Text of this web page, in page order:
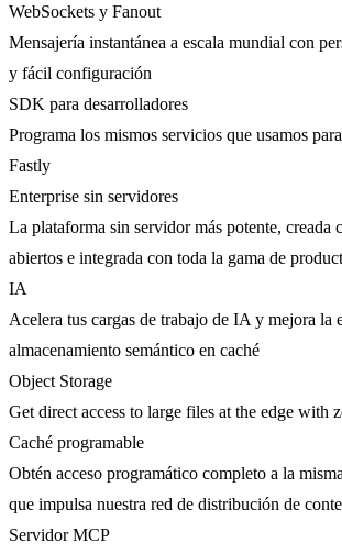
WebSockets y Fanout
Mensajería instantánea a escala mundial con
y fácil configuración
SDK para desarrolladores
Programa los mismos servicios que usamos
Fastly
Enterprise sin servidores
La plataforma sin servidor más potente, creada
abiertos e integrada con toda la gama de
IA
Acelera tus cargas de trabajo de IA y mejora la
almacenamiento semántico en caché
Object Storage
Get direct access to large files at the edge with
Caché programable
Obtén acceso programático completo a la
que impulsa nuestra red de distribución de
Servidor MCP